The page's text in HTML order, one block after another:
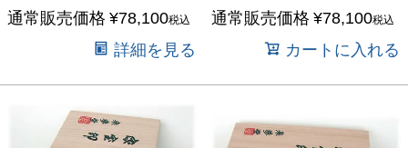
通常販売価格 ¥78,100税込
詳細を見る
通常販売価格 ¥78,100税込
カートに入れる